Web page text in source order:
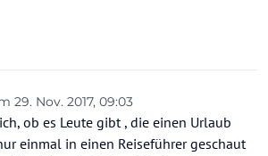
29. Nov. 2017, 09:03
von
ob es Leute gibt , die einen Urlaub
einmal in einen Reiseführer geschaut